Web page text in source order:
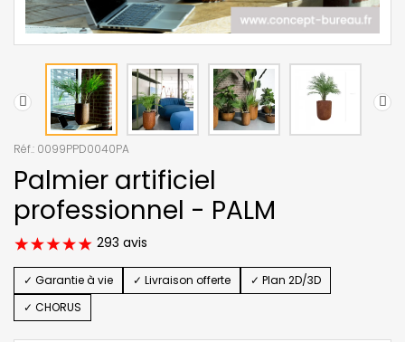
Réf.: 0099PPD0040PA
Palmier artificiel
professionnel - PALM
293 avis
✓ Garantie à vie ✓ Livraison offerte
✓ Plan 2D/3D
✓ CHORUS